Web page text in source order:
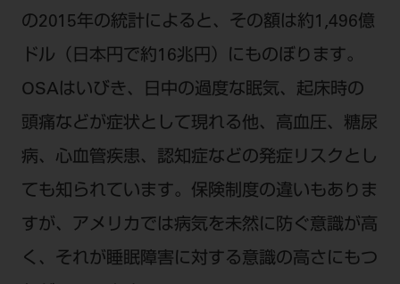
の2015年の統計によると、その額は約1,496億
ドル（日本円で約16兆円）にものぼります。
OSAはいびき、日中の過度な眠気、起床時の
頭痛などが症状として現れる他、高血圧、糖尿
病、心血管疾患、認知症などの発症リスクとし
ても知られています。保険制度の違いもありま
すが、アメリカでは病気を未然に防ぐ意識が高
く、それが睡眠障害に対する意識の高さにもつ